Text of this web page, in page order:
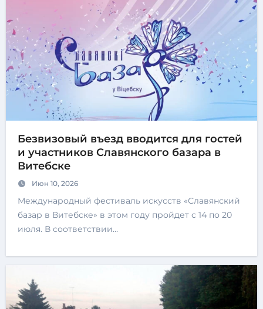
Безвизовый въезд вводится для гостей
и участников Славянского базара в
Витебске
Июн 10, 2026
Международный фестиваль искусств «Славянский
базар в Витебске» в этом году пройдет с 14 по 20
июля. В соответствии…